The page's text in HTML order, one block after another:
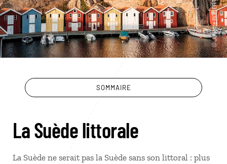
SOMMAIRE
La Suède littorale
La Suède ne serait pas la Suède sans son littoral : plus